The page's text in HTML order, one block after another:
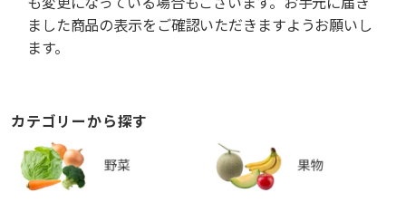
ました商品の表示をご確認いただきますようお願いし
ます。
カテゴリーから探す